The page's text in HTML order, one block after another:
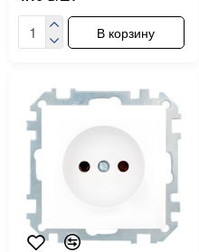
В корзину